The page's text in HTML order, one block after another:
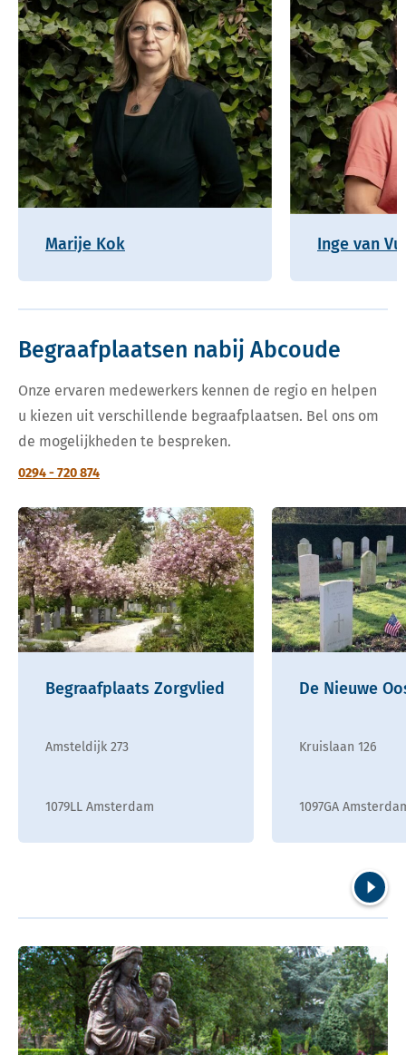
Marije Kok Inge van
Begraafplaatsen nabij Abcoude
Onze ervaren medewerkers kennen de regio en helpen
u kiezen uit verschillende begraafplaatsen. Bel ons om
de mogelijkheden te bespreken.
0294 - 720 874
Begraafplaats Zorgvlied
Amsteldijk 273
1079LL Amsterdam
De Nieuwe
Kruislaan 126
1097GA